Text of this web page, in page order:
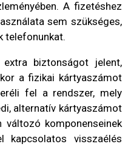
A fizetéshez
sem szükséges,
telefonunkat.
biztonságot jelent,
a fizikai kártyaszámot
fel a rendszer, mely
alternatív kártyaszámot
változó komponenseinek
kapcsolatos visszaélés